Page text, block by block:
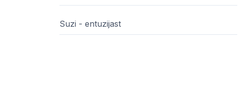
Suzi - entuzijast